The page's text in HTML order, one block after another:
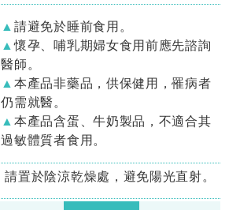
請避免於睡前食用。
懷孕、哺乳期婦女食用前應先諮詢
醫師。
本產品非藥品，供保健用，罹病者
仍需就醫。
本產品含蛋、牛奶製品，不適合其
過敏體質者食用。
請置於陰涼乾燥處，避免陽光直射。